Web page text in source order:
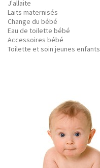
J'allaite
Laits maternisés
Change du bébé
Eau de toilette bébé
Accessoires bébé
Toilette et soin jeunes enfants